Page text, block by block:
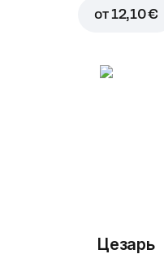
от12,10 €
Цезарь